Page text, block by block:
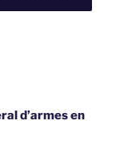
d’armes en